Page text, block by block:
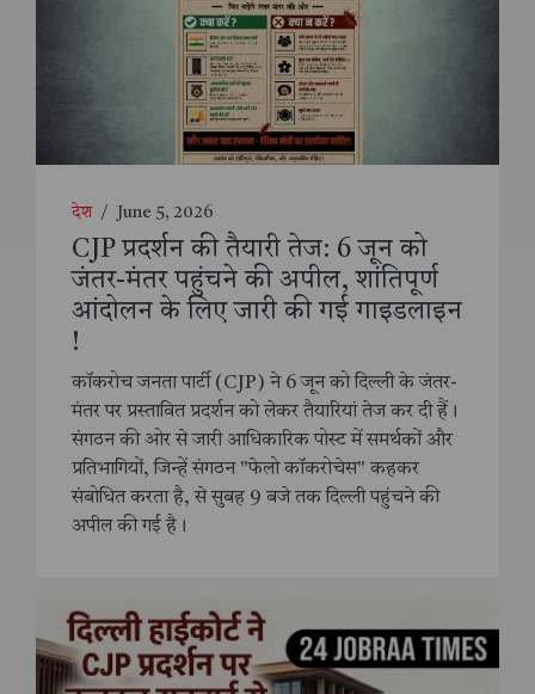
देश / June 5, 2026
CJP प्रदर्शन की तैयारी तेज: 6 जून को
जंतर-मंतर पहुंचने की अपील, शांतिपूर्ण
आंदोलन के लिए जारी की गई गाइडलाइन
!
कॉकरोच जनता पार्टी (CJP) ने 6 जून को दिल्ली के जंतर-
मंतर पर प्रस्तावित प्रदर्शन को लेकर तैयारियां तेज कर दी हैं।
संगठन की ओर से जारी आधिकारिक पोस्ट में समर्थकों और
प्रतिभागियों, जिन्हें संगठन "फेलो कॉकरोचेस" कहकर
संबोधित करता है, से सुबह 9 बजे तक दिल्ली पहुंचने की
अपील की गई है।